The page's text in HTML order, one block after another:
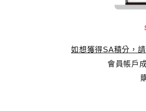
如想獲得SA積分，
會員帳戶